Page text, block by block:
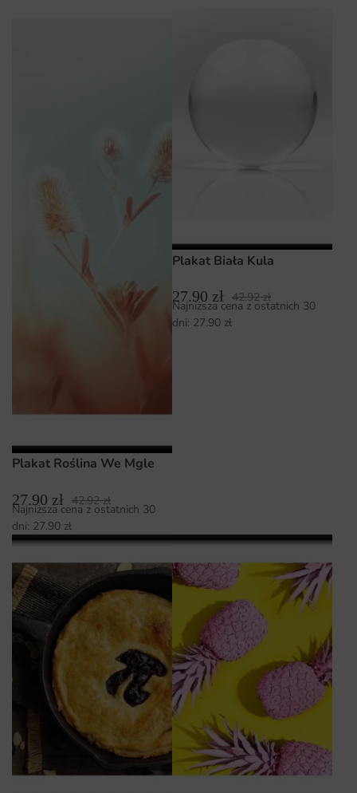
Plakat Roślina We Mgle
27.90 zł 42.92zł
Najniższa cena z ostatnich 30
dni: 27.90 zł
Plakat Biała Kula
27.90 zł 42.92zł
Najniższa cena z ostatnich 30
dni: 27.90 zł